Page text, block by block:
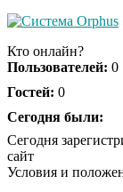
Кто онлайн?
Пользователей: 0
Гостей: 0
Сегодня были:
Сегодня
сайт
Условия и